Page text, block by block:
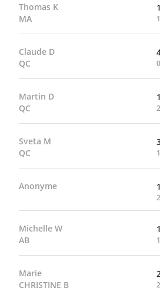
Thomas K
MA
Claude D
QC
Martin D
QC
Sveta M
QC
Anonyme
Michelle W
AB
Marie
CHRISTINE B